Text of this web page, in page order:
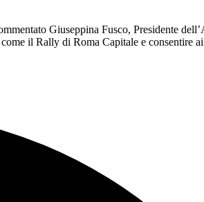
Giuseppina Fusco, Presidente
il Rally di Roma Capitale e consentire